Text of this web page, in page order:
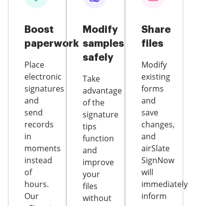
Boost
paperwork
Place
electronic
signatures
and
send
records
in
moments
instead
of
hours.
Our
Modify
samples
safely
Take
advantage
of the
signature
tips
function
and
improve
your
files
without
Share
files
Modify
existing
forms
and
save
changes,
and
airSlate
SignNow
will
immediately
inform